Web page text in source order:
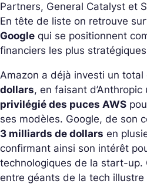
Partners, General Catalyst et
En tête de liste on retrouve
Google qui se positionnent
financiers les plus stratégiques
Amazon a déjà investi un total
dollars, en faisant d’Anthropic
privilégié des puces AWS
ses modèles. Google, de son
3 milliards de dollars en
confirmant ainsi son intérêt
technologiques de la start-up.
entre géants de la tech